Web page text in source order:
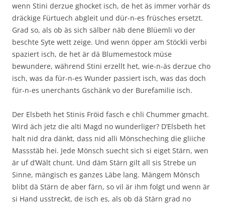
wenn Stini derzue ghocket isch, de het äs immer vorhär ds
dräckige Fürtuech abgleit und dür-n-es früsches ersetzt.
Grad so, als ob äs sich sälber näb dene Blüemli vo der
beschte Syte wett zeige. Und wenn öpper am Stöckli verbi
spaziert isch, de het är dä Blumemestock müse
bewundere, während Stini erzellt het, wie-n-äs derzue cho
isch, was da für-n-es Wunder passiert isch, was das doch
für-n-es unerchants Gschänk vo der Burefamilie isch.
Der Elsbeth het Stinis Fröid fasch e chli Chummer gmacht.
Wird äch jetz die alti Magd no wunderliger? D’Elsbeth het
halt nid dra dänkt, dass nid alli Mönscheching die gliiche
Massstäb hei. Jede Mönsch suecht sich si eiget Stärn, wen
är uf d’Wält chunt. Und däm Stärn gilt all sis Strebe un
Sinne, mängisch es ganzes Läbe lang. Mängem Mönsch
blibt dä Stärn de aber färn, so vil är ihm folgt und wenn är
si Hand usstreckt, de isch es, als ob dä Stärn grad no